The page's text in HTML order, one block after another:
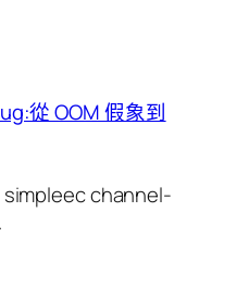
從 OOM 假象到
channel-